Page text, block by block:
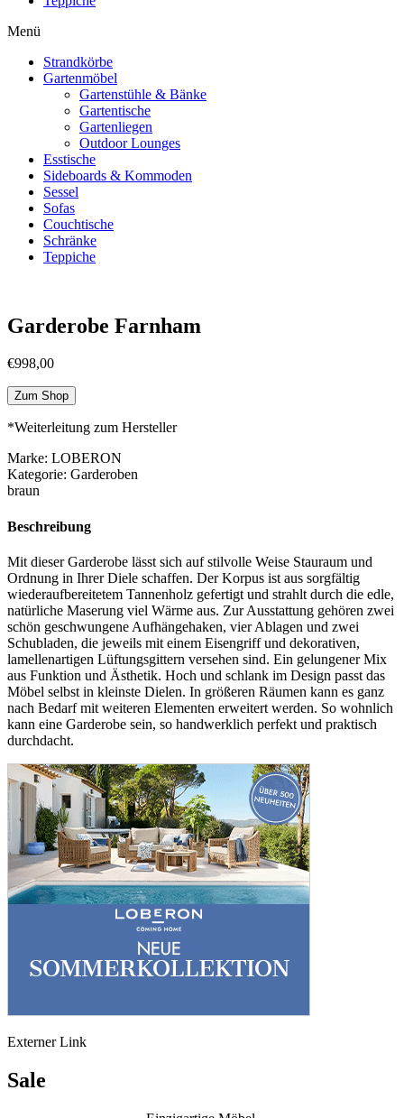
Menü
Strandkörbe
Gartenmöbel
Gartenstühle & Bänke
Gartentische
Gartenliegen
Outdoor Lounges
Esstische
Sideboards & Kommoden
Sessel
Sofas
Couchtische
Schränke
Teppiche
Garderobe Farnham
€998,00
Zum Shop
*Weiterleitung zum Hersteller
Marke: LOBERON
Kategorie: Garderoben
braun
Beschreibung
Mit dieser Garderobe lässt sich auf stilvolle Weise Stauraum und
Ordnung in Ihrer Diele schaffen. Der Korpus ist aus sorgfältig
wiederaufbereitetem Tannenholz gefertigt und strahlt durch die edle,
natürliche Maserung viel Wärme aus. Zur Ausstattung gehören zwei
schön geschwungene Aufhängehaken, vier Ablagen und zwei
Schubladen, die jeweils mit einem Eisengriff und dekorativen,
lamellenartigen Lüftungsgittern versehen sind. Ein gelungener Mix
aus Funktion und Ästhetik. Hoch und schlank im Design passt das
Möbel selbst in kleinste Dielen. In größeren Räumen kann es ganz
nach Bedarf mit weiteren Elementen erweitert werden. So wohnlich
kann eine Garderobe sein, so handwerklich perfekt und praktisch
durchdacht.
Externer Link
Sale